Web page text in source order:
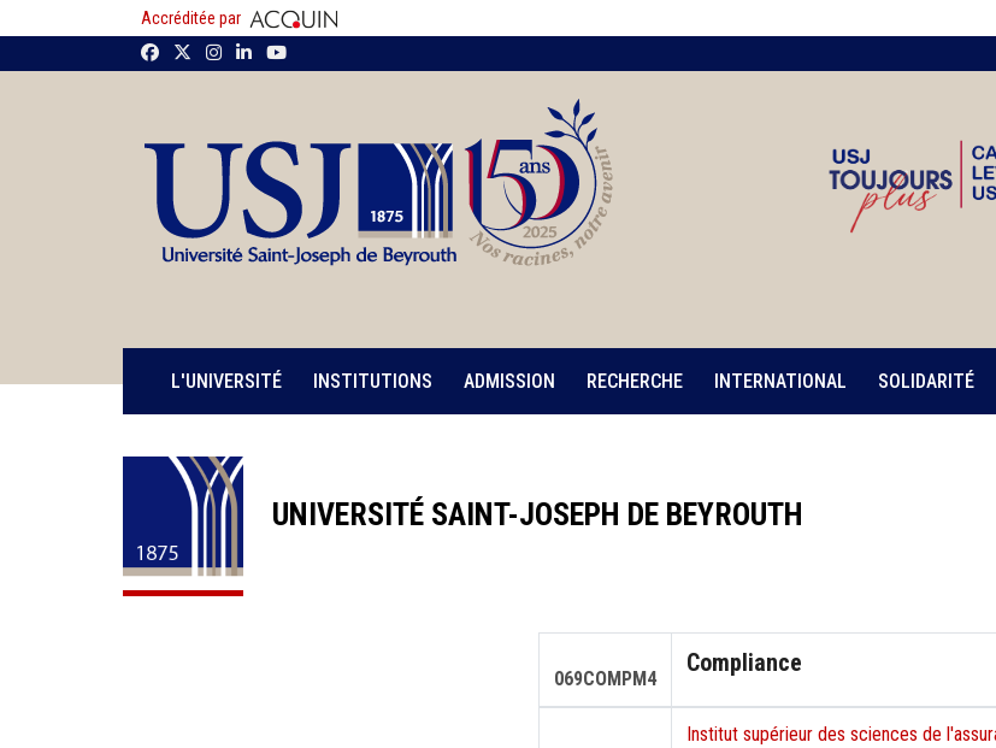
Accréditée par
L'UNIVERSITÉ INSTITUTIONS ADMISSION RECHERCHE INTERNATIONAL SOLIDARITÉ
UNIVERSITÉ SAINT-JOSEPH DE BEYROUTH
069COMPM4
Compliance
Institut supérieur des sciences de